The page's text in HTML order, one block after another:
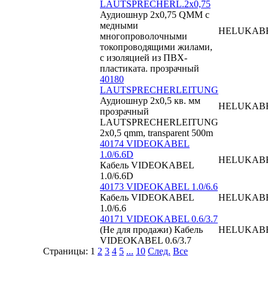
LAUTSPRECHERL.2x0,75
Аудиошнур 2x0,75 QMM с
медными
многопроволочными
токопроводящими жилами,
с изоляцией из ПВХ-
пластиката. прозрачный
40180
LAUTSPRECHERLEITUNG
Аудиошнур 2х0,5 кв. мм
прозрачный
LAUTSPRECHERLEITUNG
2x0,5 qmm, transparent 500m
40174 VIDEOKABEL
1.0/6.6D
Кабель VIDEOKABEL
1.0/6.6D
40173 VIDEOKABEL 1.0/6.6
Кабель VIDEOKABEL
1.0/6.6
40171 VIDEOKABEL 0.6/3.7
(Не для продажи) Кабель
VIDEOKABEL 0.6/3.7
Страницы: 1 2 3 4 5 ... 10 След. Все